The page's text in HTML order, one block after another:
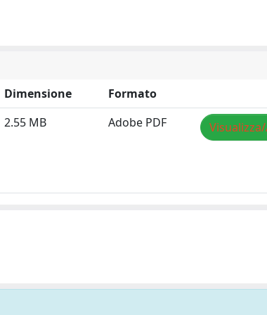
Dimensione
Formato
2.55 MB Adobe PDF